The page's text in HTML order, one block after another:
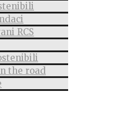
RCS
the road